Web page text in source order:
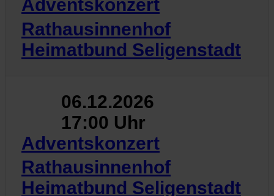
Adventskonzert
Rathausinnenhof
Heimatbund Seligenstadt
06.12.2026
17:00 Uhr
Adventskonzert
Rathausinnenhof
Heimatbund Seligenstadt